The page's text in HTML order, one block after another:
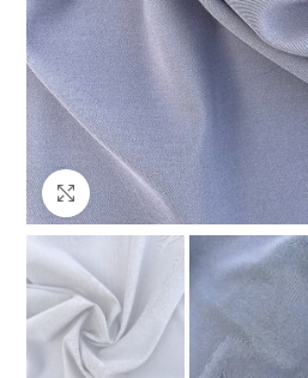
Клацніть, щоб збільшити